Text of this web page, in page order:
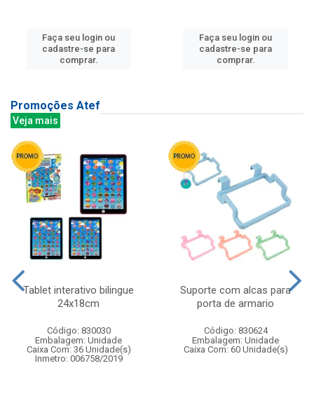
Faça seu login ou
cadastre-se para
comprar.
Faça seu login ou
cadastre-se para
comprar.
Promoções Atef
Veja mais
Tablet interativo bilingue
24x18cm
Código: 830030
Embalagem: Unidade
Caixa Com: 36 Unidade(s)
Inmetro: 006758/2019
Suporte com alcas para
porta de armario
Código: 830624
Embalagem: Unidade
Caixa Com: 60 Unidade(s)